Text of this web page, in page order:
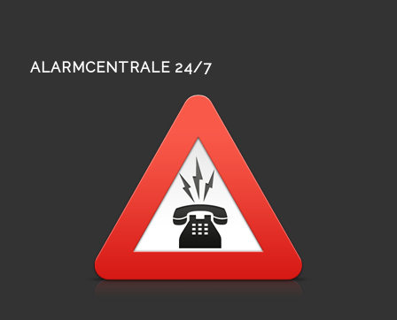
ALARMCENTRALE 24/7